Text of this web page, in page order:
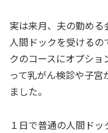
実は来月、夫の勤め
人間ドックを受ける
クのコースにオプシ
って乳がん検診や子
ました。
１日で普通の人間ド